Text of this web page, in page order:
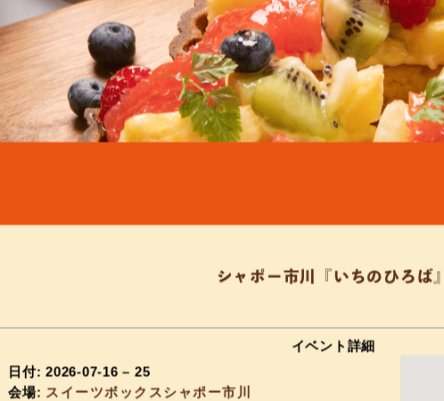
シャポー市川『いちのひろば』
イベント詳細
日付: 2026-07-16 – 25
会場: スイーツボックスシャポー市川